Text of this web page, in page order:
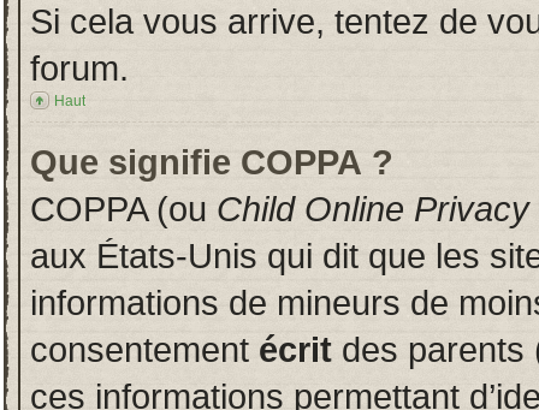
Si cela vous arrive, tentez de
forum.
Haut
Que signifie COPPA ?
COPPA (ou Child Online
aux États-Unis qui dit que les
informations de mineurs de
consentement écrit des parents
ces informations permettant